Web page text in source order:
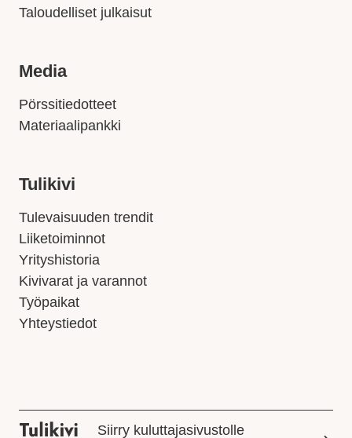
Taloudelliset julkaisut
Media
Pörssitiedotteet
Materiaalipankki
Tulikivi
Tulevaisuuden trendit
Liiketoiminnot
Yrityshistoria
Kivivarat ja varannot
Työpaikat
Yhteystiedot
Siirry kuluttajasivustolle